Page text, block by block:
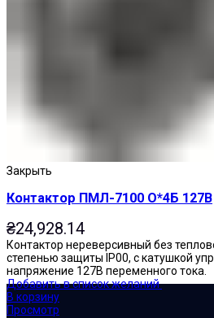
Закрыть
Контактор ПМЛ-7100 О*4Б 127В
₴24,928.14
Контактор нереверсивный без
степенью защиты IP00, с катушкой
напряжение 127В переменного тока.
Добавить в список желаний
В корзину
Просмотр